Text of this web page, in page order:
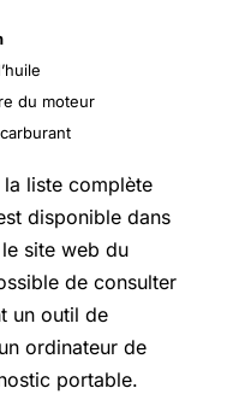
du moteur
liste complète
disponible dans
site web du
de consulter
un outil de
ordinateur de
portable.